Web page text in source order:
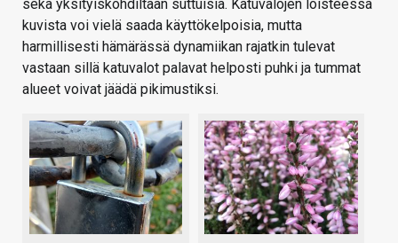
sekä yksityiskohdiltaan suttuisia. Katuvalojen loisteessa
kuvista voi vielä saada käyttökelpoisia, mutta
harmillisesti hämärässä dynamiikan rajatkin tulevat
vastaan sillä katuvalot palavat helposti puhki ja tummat
alueet voivat jäädä pikimustiksi.